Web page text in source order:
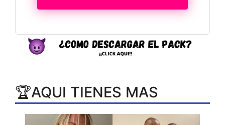
🏆AQUI TIENES MAS